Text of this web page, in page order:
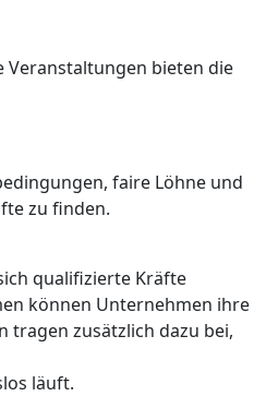
bieten die
faire Löhne und
zu finden.
qualifizierte Kräfte
können Unternehmen ihre
tragen zusätzlich dazu bei,
läuft.